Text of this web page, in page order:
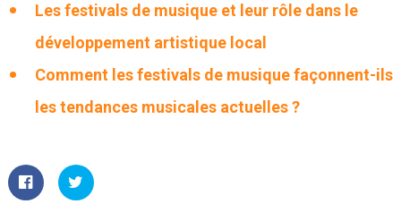
Les festivals de musique et leur rôle dans le
développement artistique local
Comment les festivals de musique façonnent-ils
les tendances musicales actuelles ?